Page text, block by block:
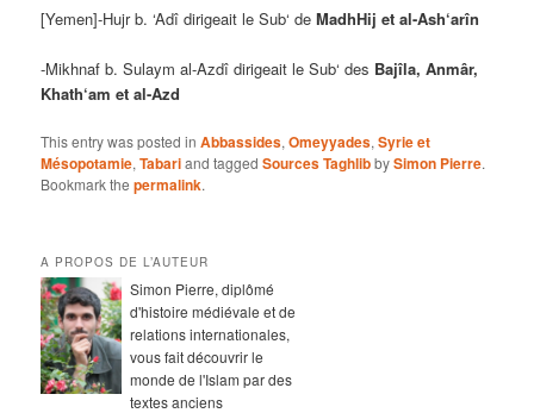
[Yemen]-Hujr b. ‘Adî dirigeait le Sub‘ deMadhHij et al-Ash‘arîn
-Mikhnaf b. Sulaym al-Azdî dirigeait le Sub‘ des Bajîla, Anmâr,
Khath‘am et al-Azd
This entry was posted inAbbassides,Omeyyades,Syrie et
Mésopotamie,Tabariand taggedSources TaghlibbySimon Pierre.
Bookmark thepermalink.
A PROPOS DE L’AUTEUR
Simon Pierre, diplômé
d'histoire médiévale et de
relations internationales,
vous fait découvrir le
monde de l'Islam par des
textes anciens